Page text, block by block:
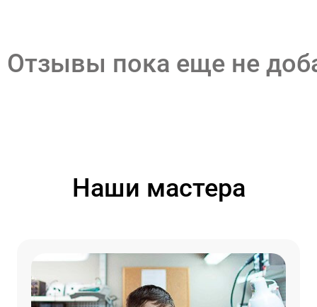
Отзывы пока еще не
Наши мастера